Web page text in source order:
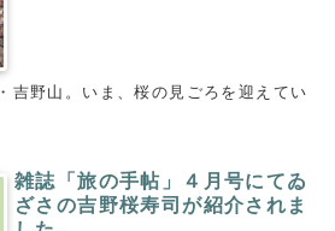
吉野山。いま、桜の見ごろを迎えてい
雑誌「旅の手帖」４月号にてゐ
ざさの吉野桜寿司が紹介されま